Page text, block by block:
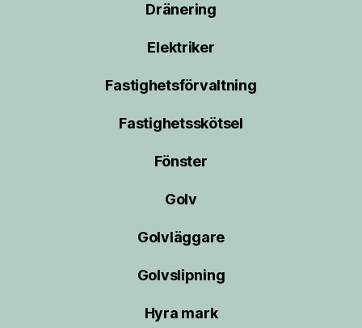
Dränering
Elektriker
Fastighetsförvaltning
Fastighetsskötsel
Fönster
Golv
Golvläggare
Golvslipning
Hyra mark